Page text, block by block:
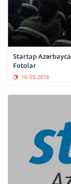
Startap
Fotolar
16-03-2016